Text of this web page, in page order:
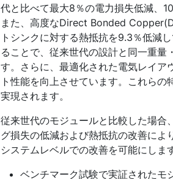
代と比べて最大8％の電力損失低減、
また、高度なDirect Bonded
トシンクに対する熱抵抗を9.3％低減
ることで、従来世代の設計と同一重
す。さらに、最適化された電気レイア
ト性能を向上させています。これら
実現されます。
従来世代のモジュールと比較した場合
グ損失の低減および熱抵抗の改善に
システムレベルでの改善を可能にしま
ベンチマーク試験で実証された